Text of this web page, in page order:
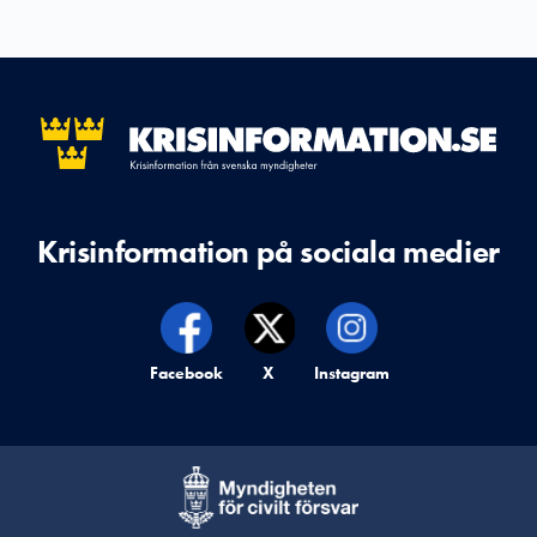
Krisinformation på sociala medier
Krisinformation på,
Facebook Krisinformation på,
X Krisinformation på,
Instagram